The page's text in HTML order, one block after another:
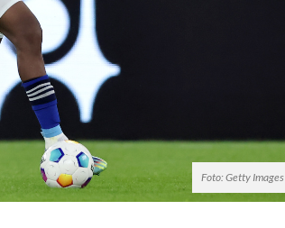
Foto: Getty Images